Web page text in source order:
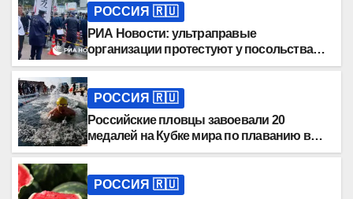
РОССИЯ 🇷🇺
РИА Новости: ультраправые
организации протестуют у посольства
России в Токио
РОССИЯ 🇷🇺
Российские пловцы завоевали 20
медалей на Кубке мира по плаванию в
ледяной воде
РОССИЯ 🇷🇺